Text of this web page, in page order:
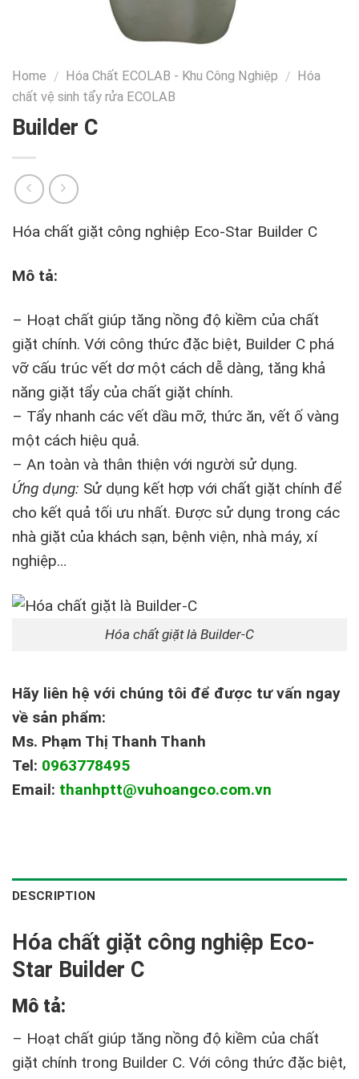
Home / Hóa Chất ECOLAB - Khu Công Nghiệp / Hóa
chất vệ sinh tẩy rửa ECOLAB
Builder C
Hóa chất giặt công nghiệp Eco-Star Builder C
Mô tả:
– Hoạt chất giúp tăng nồng độ kiềm của chất
giặt chính. Với công thức đặc biệt, Builder C phá
vỡ cấu trúc vết dơ một cách dễ dàng, tăng khả
năng giặt tẩy của chất giặt chính.
– Tẩy nhanh các vết dầu mỡ, thức ăn, vết ố vàng
một cách hiệu quả.
– An toàn và thân thiện với người sử dụng.
Ứng dụng: Sử dụng kết hợp với chất giặt chính để
cho kết quả tối ưu nhất. Được sử dụng trong các
nhà giặt của khách sạn, bệnh viện, nhà máy, xí
nghiệp…
Hóa chất giặt là Builder-C
Hãy liên hệ với chúng tôi để được tư vấn ngay
về sản phẩm:
Ms. Phạm Thị Thanh Thanh
Tel: 0963778495
Email: thanhptt@vuhoangco.com.vn
DESCRIPTION
Hóa chất giặt công nghiệp Eco-
Star Builder C
Mô tả:
– Hoạt chất giúp tăng nồng độ kiềm của chất
giặt chính trong Builder C. Với công thức đặc biệt,